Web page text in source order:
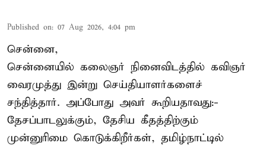
Published on: 07 Aug 2026, 4:04 pm
சென்னை,
சென்னையில் கலைஞர் நினைவிடத்தில் கவிஞர்
வைரமுத்து இன்று செய்தியாளர்களைச்
சந்தித்தார். அப்போது அவர் கூறியதாவது:-
தேசப்பாடலுக்கும், தேசிய கீதத்திற்கும்
முன்னுரிமை கொடுக்கிறீர்கள், தமிழ்நாட்டில்